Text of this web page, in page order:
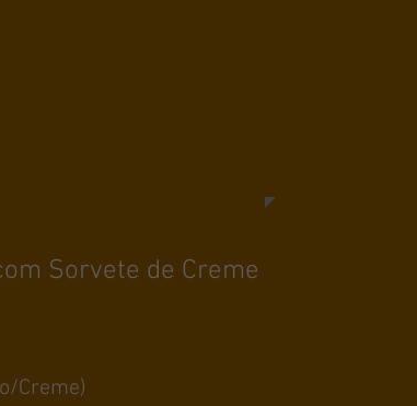
Sorvete de Creme
Creme)